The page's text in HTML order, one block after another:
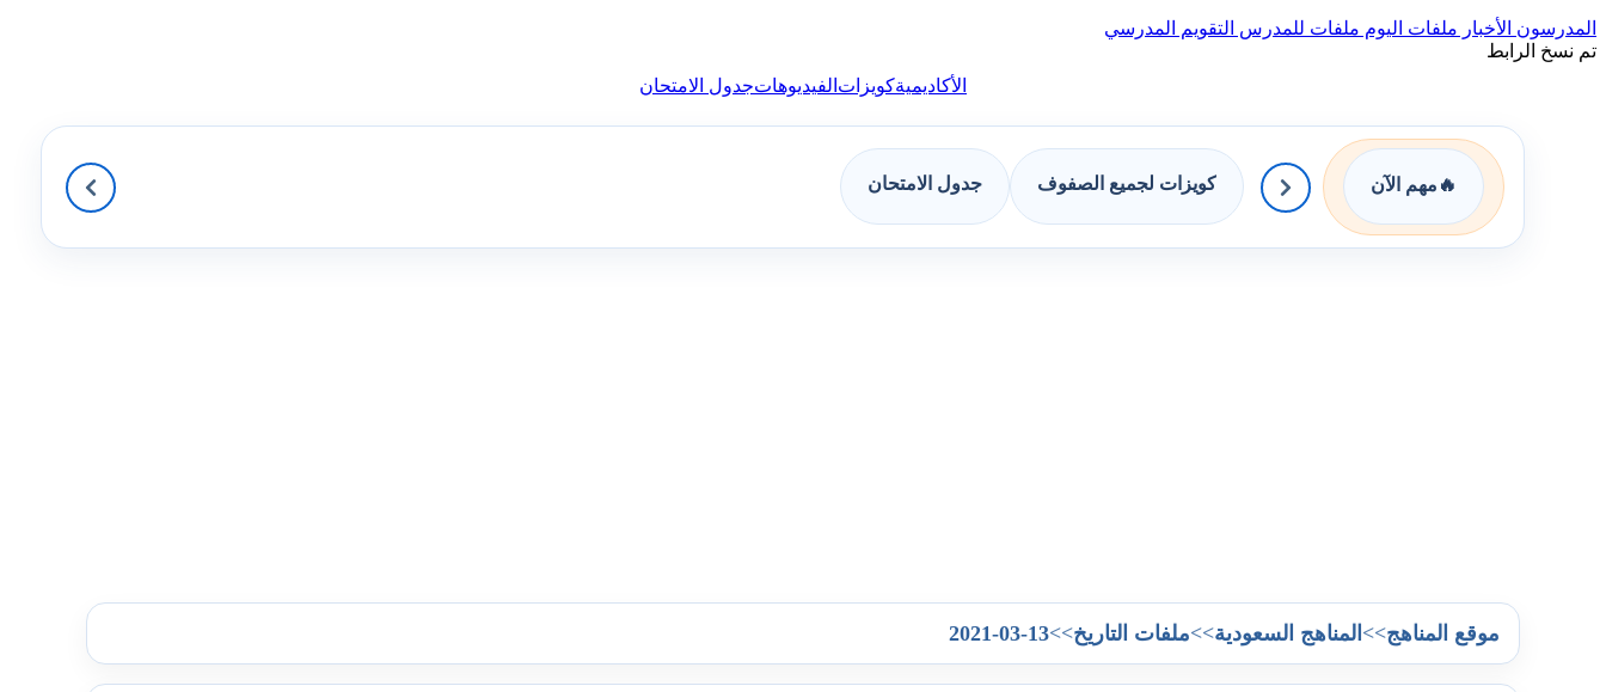
المدرسون الأخبار ملفات اليوم ملفات للمدرس التقويم المدرسي
تم نسخ الرابط
الأكاديميةكويزات الفيديوهاتجدول الامتحان
🔥 مهم الآن كويزات لجميع الصفوف جدول الامتحان
موقع المناهج>> المناهج السعودية>>ملفات التاريخ>>
2021-03-13